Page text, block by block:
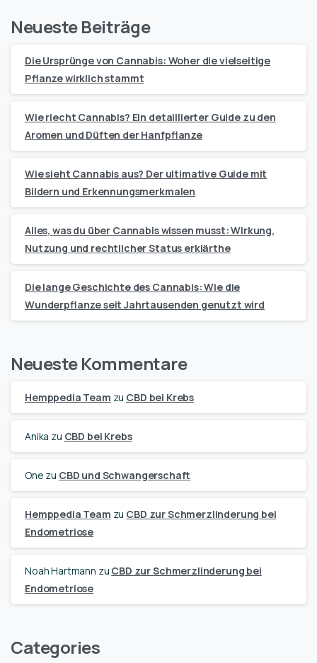
Neueste Beiträge
Die Ursprünge von Cannabis: Woher die vielseitige
Pflanze wirklich stammt
Wie riecht Cannabis? Ein detaillierter Guide zu den
Aromen und Düften der Hanfpflanze
Wie sieht Cannabis aus? Der ultimative Guide mit
Bildern und Erkennungsmerkmalen
Alles, was du über Cannabis wissen musst: Wirkung,
Nutzung und rechtlicher Status erklärthe
Die lange Geschichte des Cannabis: Wie die
Wunderpflanze seit Jahrtausenden genutzt wird
Neueste Kommentare
Hemppedia Team zu CBD bei Krebs
Anika zu CBD bei Krebs
One zu CBD und Schwangerschaft
Hemppedia Team zu CBD zur Schmerzlinderung bei
Endometriose
Noah Hartmann zu CBD zur Schmerzlinderung bei
Endometriose
Categories